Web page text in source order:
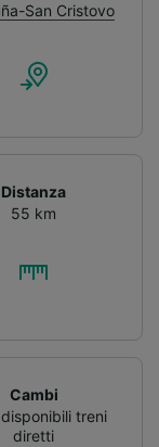
San Cristovo
Distanza
55 km
Cambi
treni
diretti